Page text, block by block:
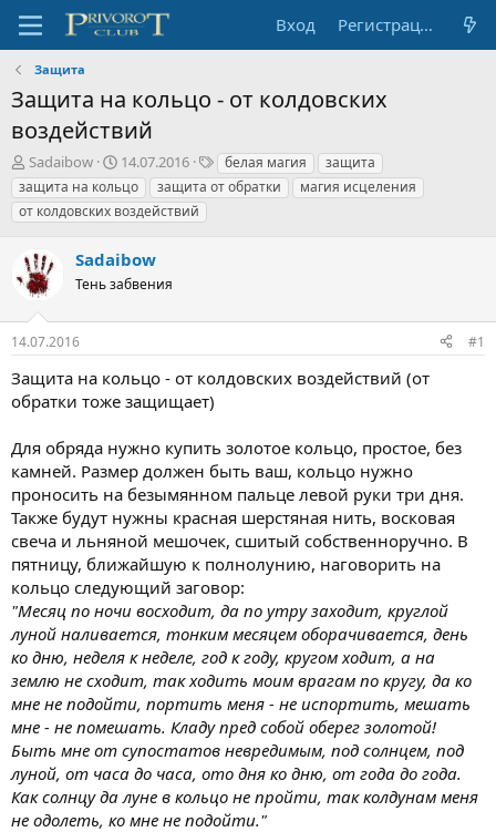
Вход Регистрация
Защита
Защита на кольцо - от колдовских
воздействий
А
в
т
о
т
е
м
ы
Sadaibow
Д
а
т
а
а
ч
л
14.07.2016
Т
е
г
белая магия
защита
защита на кольцо
защита от обратки
магия исцеления
от колдовских воздействий
Sadaibow
Тень забвения
14.07.2016 #1
Защита на кольцо - от колдовских воздействий (от
обратки тоже защищает)
Для обряда нужно купить золотое кольцо, простое, без
камней. Размер должен быть ваш, кольцо нужно
проносить на безымянном пальце левой руки три дня.
Также будут нужны красная шерстяная нить, восковая
свеча и льняной мешочек, сшитый собственноручно. В
пятницу, ближайшую к полнолунию, наговорить на
кольцо следующий заговор:
"Месяц по ночи восходит, да по утру заходит, круглой
луной наливается, тонким месяцем оборачивается, день
ко дню, неделя к неделе, год к году, кругом ходит, а на
землю не сходит, так ходить моим врагам по кругу, да ко
мне не подойти, портить меня - не испортить, мешать
мне - не помешать. Кладу пред собой оберег золотой!
Быть мне от супостатов невредимым, под солнцем, под
луной, от часа до часа, ото дня ко дню, от года до года.
Как солнцу да луне в кольцо не пройти, так колдунам меня
не одолеть, ко мне не подойти."